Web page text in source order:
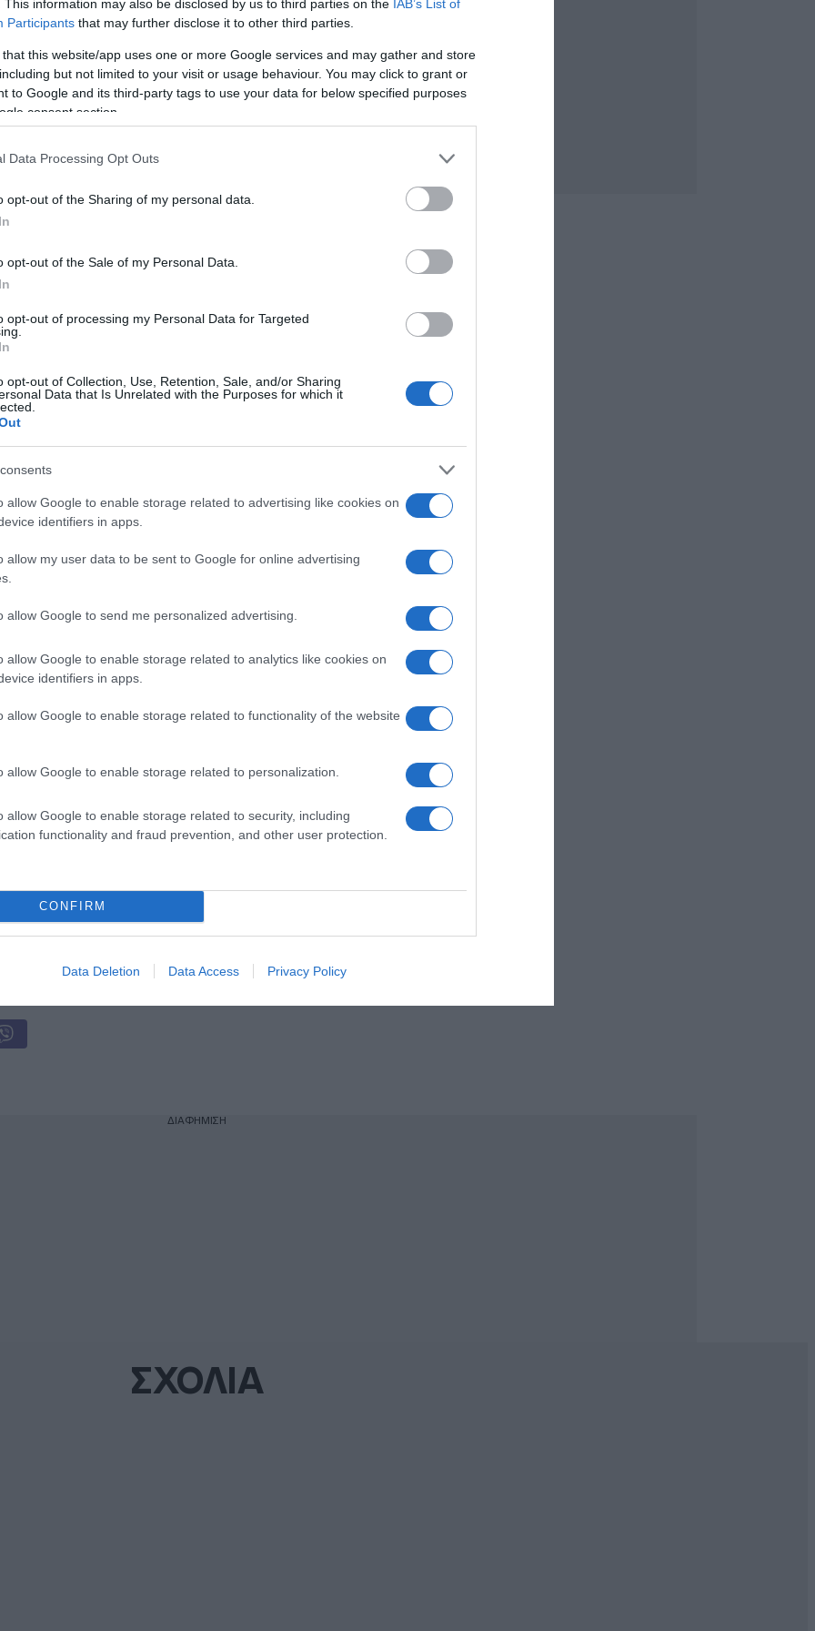
This information may also be disclosed by us to third parties on the IAB’s List of
Participants that may further disclose it to other third parties.
that this website/app uses one or more Google services and may gather and store
but not limited to your visit or usage behaviour. You may click to grant or
to Google and its third-party tags to use your data for below specified purposes
consent section.
Data Processing Opt Outs
opt-out of the Sharing of my personal data.
opt-out of the Sale of my Personal Data.
opt-out of processing my Personal Data for Targeted
opt-out of Collection, Use, Retention, Sale, and/or Sharing
Data that Is Unrelated with the Purposes for which it
allow Google to enable storage related to advertising like cookies on
identifiers in apps.
allow my user data to be sent to Google for online advertising
allow Google to send me personalized advertising.
allow Google to enable storage related to analytics like cookies on
identifiers in apps.
allow Google to enable storage related to functionality of the website
allow Google to enable storage related to personalization.
allow Google to enable storage related to security, including
functionality and fraud prevention, and other user protection.
CONFIRM
Data Deletion Data Access Privacy Policy
ημέρες μετά το μεγάλο θόρυβο που
φρουρά, ένα θέμα που
έξω από το σπίτι του
στην Google
Newsκαι μάθετε πρώτοι όλες τις ειδήσεις
ΔΙΑΦΗΜΙΣΗ
ΣΧΟΛΙΑ